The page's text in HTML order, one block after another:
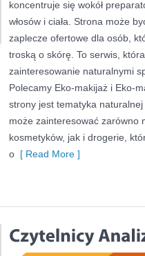
koncentruje się wokół
włosów i ciała. Strona może
zaplecze ofertowe dla osób,
troską o skórę. To serwis,
zainteresowanie naturalnymi
Polecamy Eko-makijaż i Eko-
strony jest tematyka
może zainteresować zarówno
kosmetyków, jak i drogerie,
o [ Read More ]